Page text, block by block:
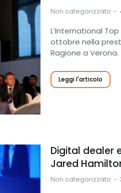
Non categorizzato
L’International
ottobre nella
Ragione a Verona.
Leggi l'articolo
Digital dealer
Jared
Non categorizzato